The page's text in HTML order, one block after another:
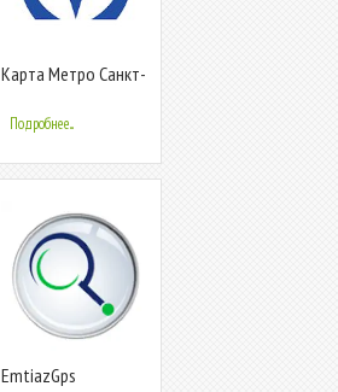
Карта Метро Санкт-
Подробнее...
EmtiazGps